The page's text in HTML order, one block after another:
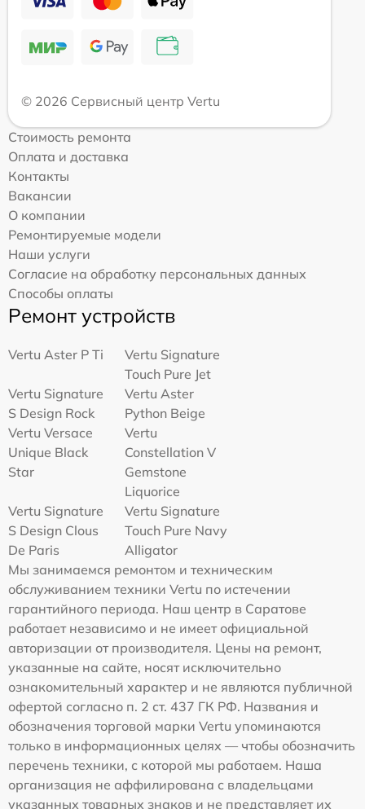
© 2026 Сервисный центр Vertu
Стоимость ремонта
Оплата и доставка
Контакты
Вакансии
О компании
Ремонтируемые модели
Наши услуги
Согласие на обработку персональных данных
Способы оплаты
Ремонт устройств
Vertu Aster P Ti
Vertu Signature
Touch Pure Jet
Vertu Signature
S Design Rock
Vertu Aster
Python Beige
Vertu Versace
Unique Black
Star
Vertu
Constellation V
Gemstone
Liquorice
Vertu Signature
S Design Clous
De Paris
Vertu Signature
Touch Pure Navy
Alligator
Мы занимаемся ремонтом и техническим
обслуживанием техники Vertu по истечении
гарантийного периода. Наш центр в Саратове
работает независимо и не имеет официальной
авторизации от производителя. Цены на ремонт,
указанные на сайте, носят исключительно
ознакомительный характер и не являются публичной
офертой согласно п. 2 ст. 437 ГК РФ. Названия и
обозначения торговой марки Vertu упоминаются
только в информационных целях — чтобы обозначить
перечень техники, с которой мы работаем. Наша
организация не аффилирована с владельцами
указанных товарных знаков и не представляет их